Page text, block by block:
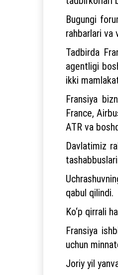
Bugungi
rahbarlari va
Tadbirda
agentligi
ikki
Fransiya
France,
ATR va
Davlatimiz
qabul qilindi.
Ko‘p qirrali
Fransiya
uchun
Joriy yil